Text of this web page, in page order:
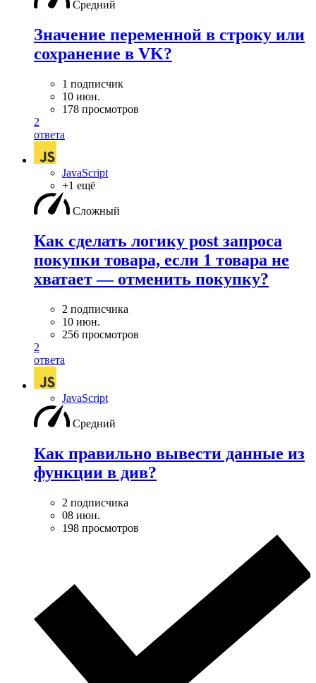
Средний
Значение переменной в строку или
сохранение в VK?
1 подписчик
10 июн.
178 просмотров
2
ответа
JavaScript
+1 ещё
Сложный
Как сделать логику post запроса
покупки товара, если 1 товара не
хватает — отменить покупку?
2 подписчика
10 июн.
256 просмотров
2
ответа
JavaScript
Средний
Как правильно вывести данные из
функции в див?
2 подписчика
08 июн.
198 просмотров